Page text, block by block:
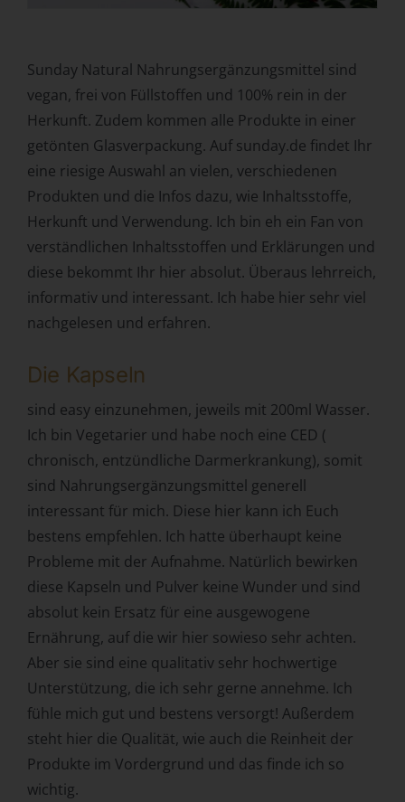
Sunday Natural Nahrungsergänzungsmittel sind
vegan, frei von Füllstoffen und 100% rein in der
Herkunft. Zudem kommen alle Produkte in einer
getönten Glasverpackung. Auf sunday.de findet Ihr
eine riesige Auswahl an vielen, verschiedenen
Produkten und die Infos dazu, wie Inhaltsstoffe,
Herkunft und Verwendung. Ich bin eh ein Fan von
verständlichen Inhaltsstoffen und Erklärungen und
diese bekommt Ihr hier absolut. Überaus lehrreich,
informativ und interessant. Ich habe hier sehr viel
nachgelesen und erfahren.
Die Kapseln
sind easy einzunehmen, jeweils mit 200ml Wasser.
Ich bin Vegetarier und habe noch eine CED (
chronisch, entzündliche Darmerkrankung), somit
sind Nahrungsergänzungsmittel generell
interessant für mich. Diese hier kann ich Euch
bestens empfehlen. Ich hatte überhaupt keine
Probleme mit der Aufnahme. Natürlich bewirken
diese Kapseln und Pulver keine Wunder und sind
absolut kein Ersatz für eine ausgewogene
Ernährung, auf die wir hier sowieso sehr achten.
Aber sie sind eine qualitativ sehr hochwertige
Unterstützung, die ich sehr gerne annehme. Ich
fühle mich gut und bestens versorgt! Außerdem
steht hier die Qualität, wie auch die Reinheit der
Produkte im Vordergrund und das finde ich so
wichtig.
Sind die Zwecke und Mittel dieser Verarbeitung durch das
Unionsrecht oder das Recht der Mitgliedstaaten
vorgegeben, so kann der Verantwortliche
beziehungsweise können die bestimmten Kriterien seiner
Benennung nach dem Unionsrecht oder dem Recht der
Mitgliedstaaten vorgesehen werden.
h) Auftragsverarbeiter
Auftragsverarbeiter ist eine natürliche oder juristische
Person, Behörde, Einrichtung oder andere Stelle, die
personenbezogene Daten im Auftrag des
Verantwortlichen verarbeitet.
i) Empfänger
Behörde, Einrichtung oder andere Stelle, der
personenbezogene Daten offengelegt werden,
unabhängig davon, ob es sich bei ihr um einen Dritten
handelt oder nicht. Behörden, die im Rahmen eines
bestimmten Untersuchungsauftrags nach dem
Unionsrecht oder dem Recht der Mitgliedstaaten
möglicherweise personenbezogene Daten erhalten,
gelten jedoch nicht als Empfänger.
j) Dritter
Dritter ist eine natürliche oder juristische Person,
Behörde, Einrichtung oder andere Stelle außer der
betroffenen Person, dem Verantwortlichen, dem
Auftragsverarbeiter und den Personen, die unter der
unmittelbaren Verantwortung des Verantwortlichen oder
des Auftragsverarbeiters befugt sind, die
k) Einwilligung
Einwilligung ist jede von der betroffenen Person freiwillig
für den bestimmten Fall in informierter Weise und